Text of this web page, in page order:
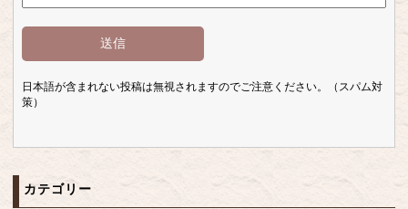
日本語が含まれない投稿は無視されますのでご注意ください。（スパム対
策）
カテゴリー